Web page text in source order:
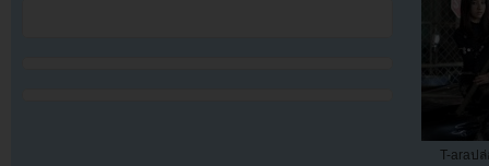
T-araป